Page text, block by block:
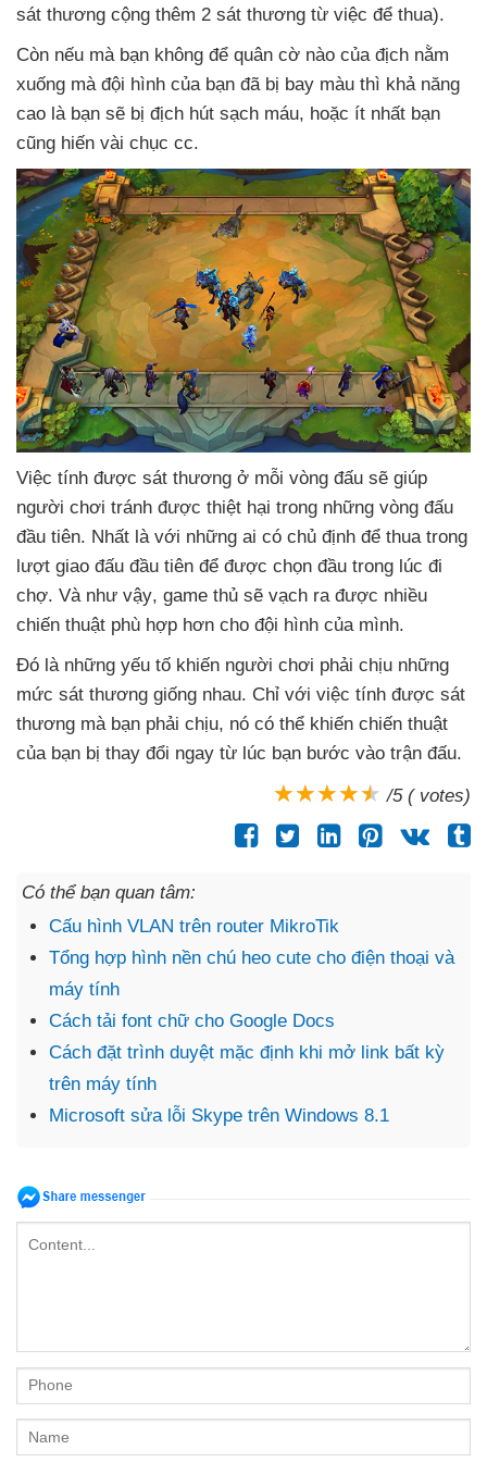
sát thương cộng thêm 2 sát thương từ việc để thua).
Còn nếu mà bạn không để quân cờ nào của địch nằm
xuống mà đội hình của bạn đã bị bay màu thì khả năng
cao là bạn sẽ bị địch hút sạch máu, hoặc ít nhất bạn
cũng hiến vài chục cc.
Việc tính được sát thương ở mỗi vòng đấu sẽ giúp
người chơi tránh được thiệt hại trong những vòng đấu
đầu tiên. Nhất là với những ai có chủ định để thua trong
lượt giao đấu đầu tiên để được chọn đầu trong lúc đi
chợ. Và như vậy, game thủ sẽ vạch ra được nhiều
chiến thuật phù hợp hơn cho đội hình của mình.
Đó là những yếu tố khiến người chơi phải chịu những
mức sát thương giống nhau. Chỉ với việc tính được sát
thương mà bạn phải chịu, nó có thể khiến chiến thuật
của bạn bị thay đổi ngay từ lúc bạn bước vào trận đấu.
/5 ( votes)
Có thể bạn quan tâm:
Cấu hình VLAN trên router MikroTik
Tổng hợp hình nền chú heo cute cho điện thoại và
máy tính
Cách tải font chữ cho Google Docs
Cách đặt trình duyệt mặc định khi mở link bất kỳ
trên máy tính
Microsoft sửa lỗi Skype trên Windows 8.1